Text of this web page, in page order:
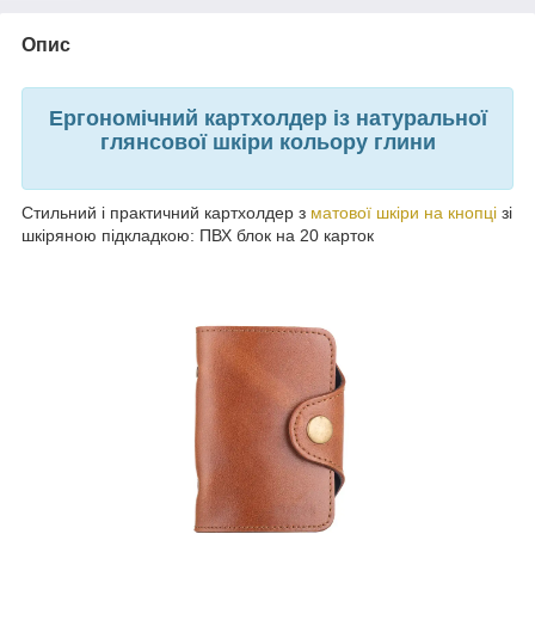
Опис
Ергономічний картхолдер із натуральної
глянсової шкіри кольору глини
Стильний і практичний картхолдер з матової шкіри на кнопці зі
шкіряною підкладкою: ПВХ блок на 20 карток